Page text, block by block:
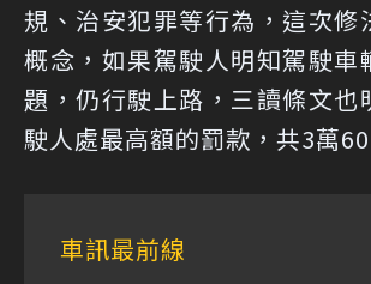
規、治安犯罪等行為，這次修
概念，如果駕駛人明知駕駛車
題，仍行駛上路，三讀條文也
駛人處最高額的罰款，共3萬
車訊最前線